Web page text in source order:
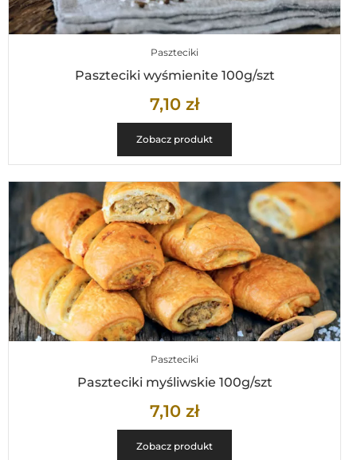
Paszteciki
Paszteciki wyśmienite 100g/szt
7,10 zł
Zobacz produkt
Paszteciki
Paszteciki myśliwskie 100g/szt
7,10 zł
Zobacz produkt